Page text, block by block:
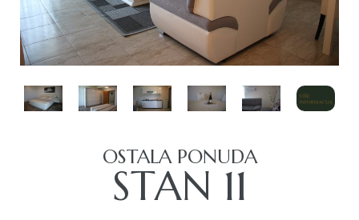
OSTALA PONUDA
STAN 11